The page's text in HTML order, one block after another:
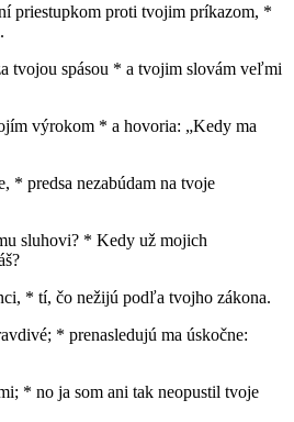
priestupkom proti tvojim príkazom, *
tvojou spásou * a tvojim slovám veľmi
výrokom * a hovoria: „Kedy ma
* predsa nezabúdam na tvoje
sluhovi? * Kedy už mojich
* tí, čo nežijú podľa tvojho zákona.
* prenasledujú ma úskočne:
* no ja som ani tak neopustil tvoje